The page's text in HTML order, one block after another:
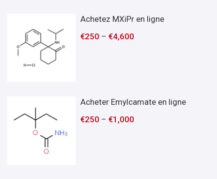
Achetez MXiPr en ligne
€250 –€4,600
Acheter Emylcamate en ligne
€250 –€1,000